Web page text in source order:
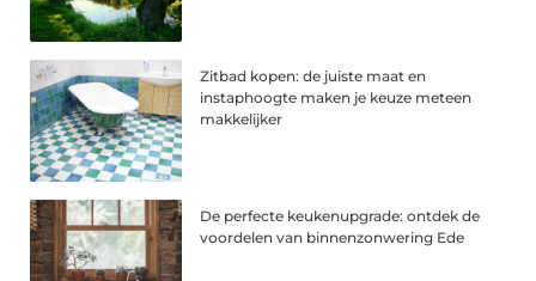
Zitbad kopen: de juiste maat en
instaphoogte maken je keuze meteen
makkelijker
De perfecte keukenupgrade: ontdek de
voordelen van binnenzonwering Ede